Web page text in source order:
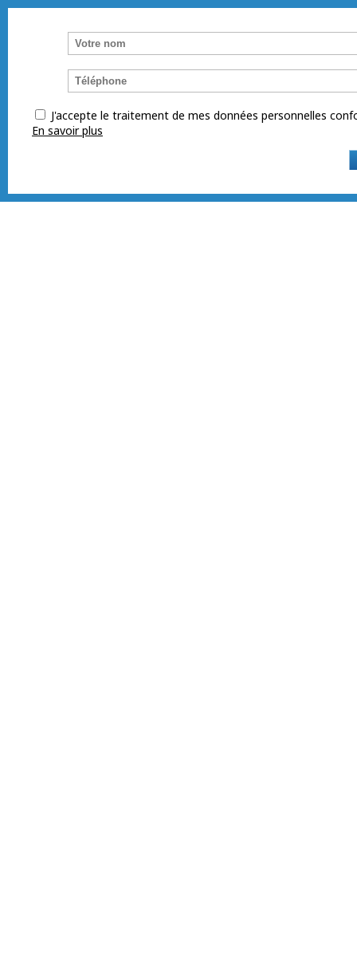
J'accepte le traitement de mes données personnelles
En savoir plus